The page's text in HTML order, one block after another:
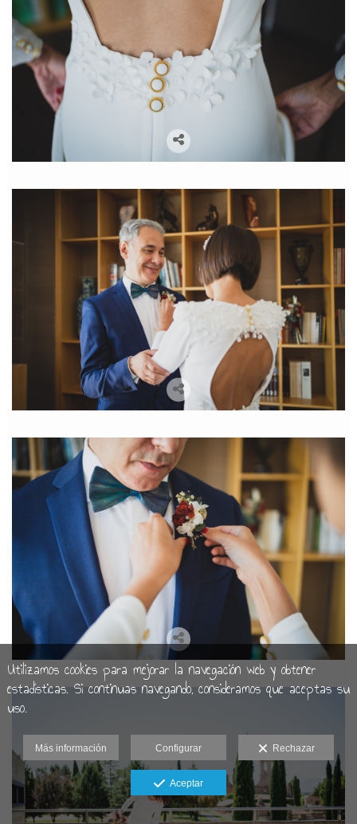
Utilizamos cookies para mejorar la navegación web y obtener
estadísticas. Si continuas navegando, consideramos que aceptas su
uso.
Más información Configurar Rechazar
Aceptar